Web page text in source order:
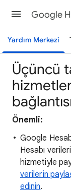
Google
Yardım Merkezi
Üçüncü
Önemli:
Google
Hesabı
hizmetiyle
verilerin
edinin.